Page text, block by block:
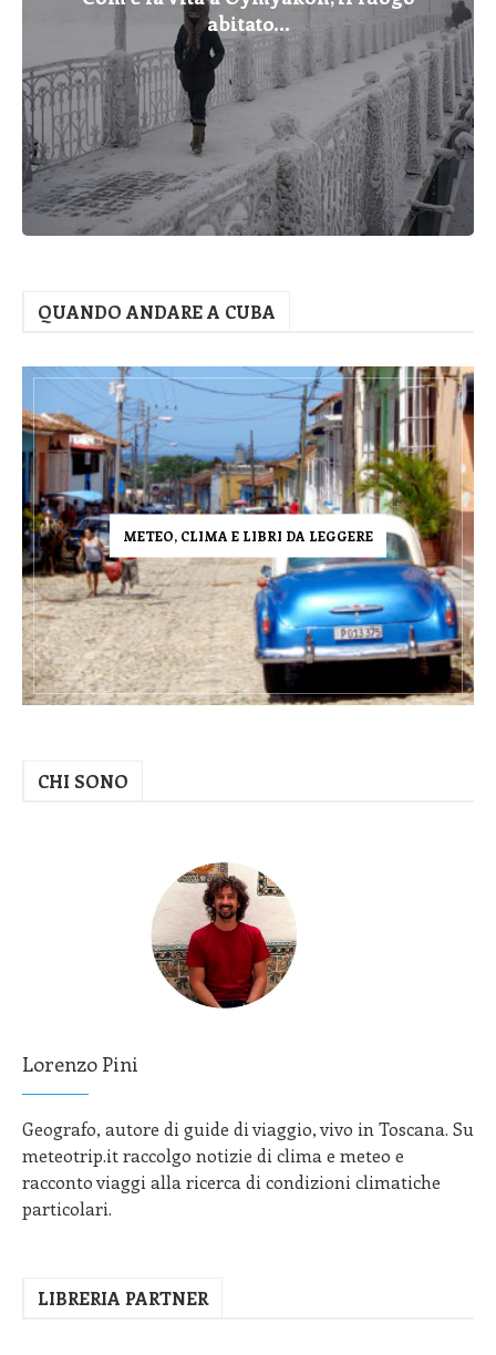
abitato...
QUANDO ANDARE A CUBA
METEO, CLIMA E LIBRI DA LEGGERE
CHI SONO
Lorenzo Pini
Geografo, autore di guide di viaggio, vivo in Toscana. Su
meteotrip.it raccolgo notizie di clima e meteo e
racconto viaggi alla ricerca di condizioni climatiche
particolari.
LIBRERIA PARTNER